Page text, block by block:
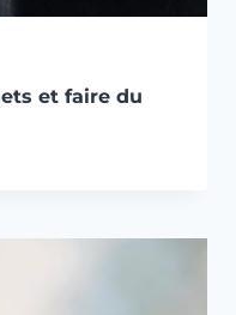
et faire du